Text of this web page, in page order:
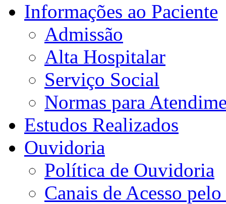
Informações ao Paciente
Admissão
Alta Hospitalar
Serviço Social
Normas para
Estudos Realizados
Ouvidoria
Política de Ouvidoria
Canais de Acesso